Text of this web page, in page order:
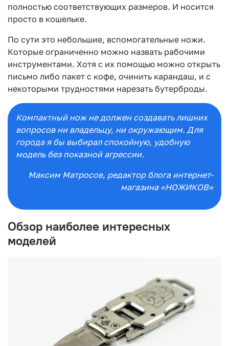
полностью соответствующих размеров. И носится
просто в кошельке.
По сути это небольшие, вспомогательные ножи.
Которые ограниченно можно назвать рабочими
инструментами. Хотя с их помощью можно открыть
письмо либо пакет с кофе, очинить карандаш, и с
некоторыми трудностями нарезать бутерброды.
Компактный нож не должен создавать лишних
вопросов ни владельцу, ни окружающим. Для
города я бы выбирал спокойную, удобную
модель без показной агрессии.
Максим Матросов, редактор блога интернет-
магазина «НОЖИКОВ»
Обзор наиболее интересных
моделей